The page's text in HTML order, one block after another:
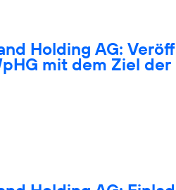
Holding AG:
mit dem Ziel